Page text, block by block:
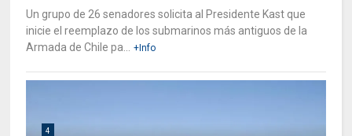
Un grupo de 26 senadores solicita al Presidente Kast que
inicie el reemplazo de los submarinos más antiguos de la
Armada de Chile pa...
+Info
4